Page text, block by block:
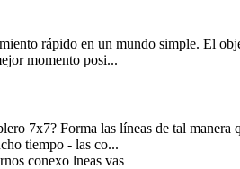
rápido en un mundo simple. El
momento posi...
7x7? Forma las líneas de tal
tiempo - las co...
conexo lneas vas